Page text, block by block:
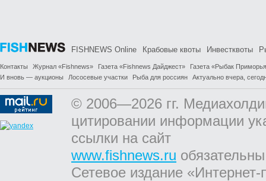
FISHNEWS Online Крабовые квоты Инвестквоты
Контакты Журнал «Fishnews» Газета «Fishnews Дайджест»
Газета «Рыбак
И вновь — аукционы
Лососевые участки Рыба для россиян Актуально вчера,
© 2006—2026 гг.
цитировании информации
ссылки на сайт
www.fishnews.ru
Сетевое издание